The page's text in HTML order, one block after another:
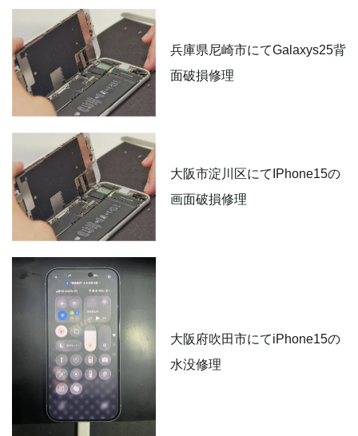
兵庫県尼崎市にてGalaxys25背
面破損修理
大阪市淀川区にてIPhone15の
画面破損修理
大阪府吹田市にてiPhone15の
水没修理